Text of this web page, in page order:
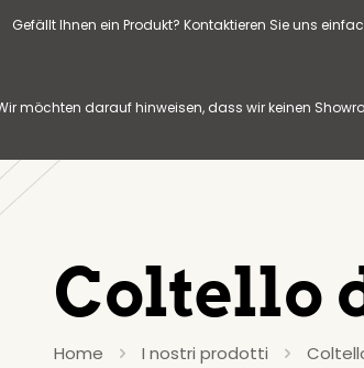
Gefällt Ihnen ein Produkt? Kontaktieren Sie uns
möchten darauf hinweisen, dass wir keinen
Coltello
Home I nostri prodotti